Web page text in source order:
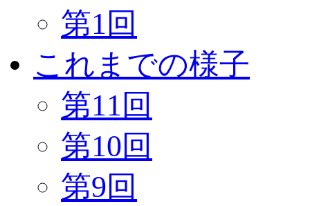
第1回
これまでの様子
第11回
第10回
第9回